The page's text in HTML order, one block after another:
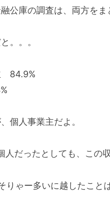
公庫の調査は、両方をま
。。。
84.9%
個人事業主だよ。
だったとしても、この
りゃー多いに越したこと